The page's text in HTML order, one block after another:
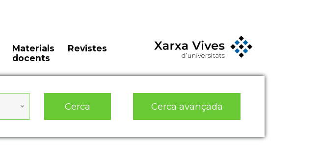
Materials
docents
Revistes
Cerca Cerca avançada